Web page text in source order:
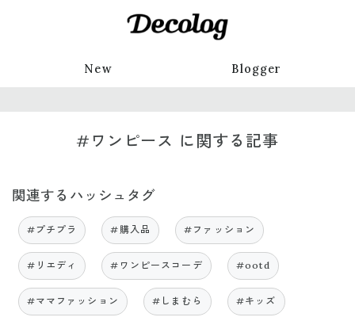
New Blogger
#ワンピース に関する記事
関連するハッシュタグ
#プチプラ #購入品 #ファッション
#リエディ #ワンピースコーデ #ootd
#ママファッション #しまむら #キッズ